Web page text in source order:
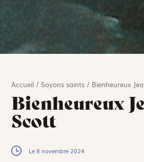
Accueil / Soyons saints / Bienheureux
Bienheureux
Scott
Le 8 novembre 2024